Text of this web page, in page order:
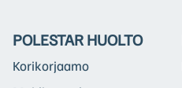
POLESTAR HUOLTO
Korikorjaamo